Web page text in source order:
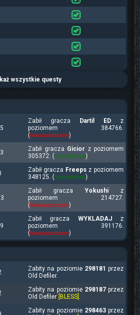
wszystkie questy
Zabił gracza Dartil ED z
poziomem 384766.
( Nieuzasadnione)
Zabił gracza Gicior z poziomem
305372. ( Uzasadnione)
Zabił gracza Freeps z poziomem
348125. ( Uzasadnione)
Zabił gracza Yokushi z
poziomem 214727.
( Nieuzasadnione)
Zabił gracza WYKLADAJz
poziomem 391176.
( Nieuzasadnione)
Zabity na poziomie 298181 przez
Old Defiler.
Zabity na poziomie 298187przez
Old Defiler [BLESS] .
Zabity na poziomie 298463przez